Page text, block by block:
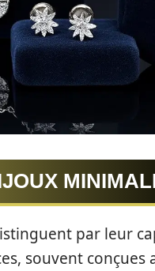
par leur
souvent